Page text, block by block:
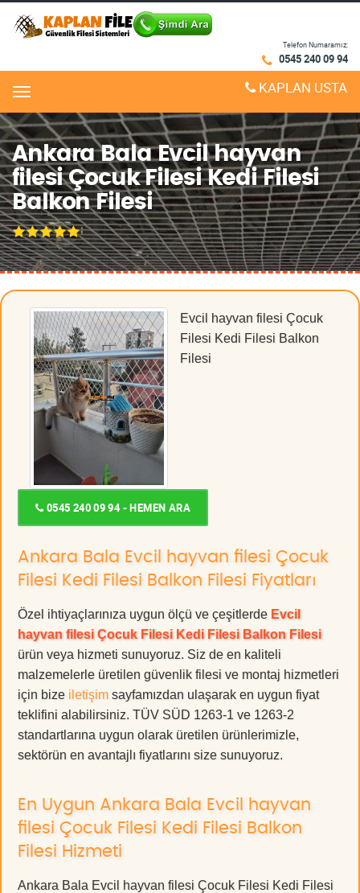
Telefon Numaramız:
0545 240 09 94
Menu KAPLAN USTA
Ankara Bala Evcil hayvan
filesi Çocuk Filesi Kedi Filesi
Balkon Filesi
Evcil hayvan filesi Çocuk
Filesi Kedi Filesi Balkon
Filesi
0545 240 09 94 - HEMEN ARA
Ankara Bala Evcil hayvan filesi Çocuk
Filesi Kedi Filesi Balkon Filesi Fiyatları
Özel ihtiyaçlarınıza uygun ölçü ve çeşitlerde Evcil
hayvan filesi Çocuk Filesi Kedi Filesi Balkon Filesi
ürün veya hizmeti sunuyoruz. Siz de en kaliteli
malzemelerle üretilen güvenlik filesi ve montaj hizmetleri
için bize iletişim sayfamızdan ulaşarak en uygun fiyat
teklifini alabilirsiniz. TÜV SÜD 1263-1 ve 1263-2
standartlarına uygun olarak üretilen ürünlerimizle,
sektörün en avantajlı fiyatlarını size sunuyoruz.
En Uygun Ankara Bala Evcil hayvan
filesi Çocuk Filesi Kedi Filesi Balkon
Filesi Hizmeti
Ankara Bala Evcil hayvan filesi Çocuk Filesi Kedi Filesi